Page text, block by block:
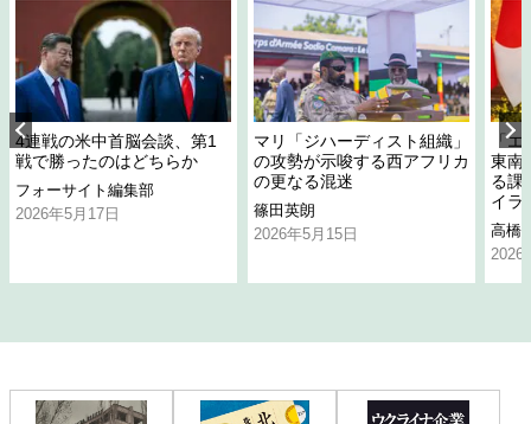
4連戦の米中首脳会談、第1
戦で勝ったのはどちらか
フォーサイト編集部
2026年5月17日
マリ「ジハーディスト組織」
の攻勢が示唆する西アフリカ
の更なる混迷
篠田英朗
2026年5月15日
「
東南
る課
イラ
高橋
2026